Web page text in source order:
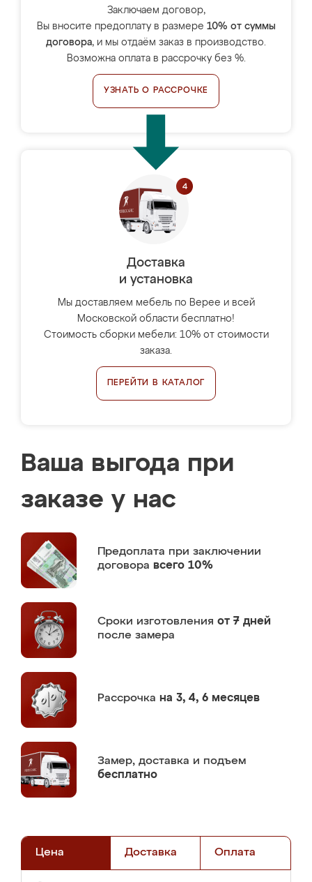
Заключаем договор,
Вы вносите предоплату в размере 10% от суммы
договора, и мы отдаём заказ в производство.
Возможна оплата в рассрочку без %.
УЗНАТЬ О РАССРОЧКЕ
Доставка
и установка
Мы доставляем мебель по Верее и всей
Московской области бесплатно!
Стоимость сборки мебели: 10% от стоимости
заказа.
ПЕРЕЙТИ В КАТАЛОГ
Ваша выгода при
заказе у нас
Предоплата при заключении
договора всего 10%
Сроки изготовления от 7 дней
после замера
Рассрочка на 3, 4, 6 месяцев
Замер, доставка и подъем
бесплатно
Цена Доставка Оплата